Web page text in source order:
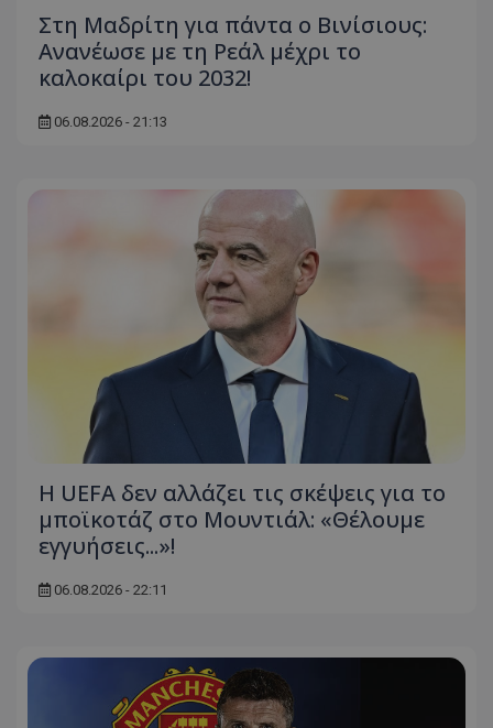
Στη Μαδρίτη για πάντα ο Βινίσιους:
Ανανέωσε με τη Ρεάλ μέχρι το
καλοκαίρι του 2032!
06.08.2026 - 21:13
Η UEFA δεν αλλάζει τις σκέψεις για το
μποϊκοτάζ στο Μουντιάλ: «Θέλουμε
εγγυήσεις...»!
06.08.2026 - 22:11